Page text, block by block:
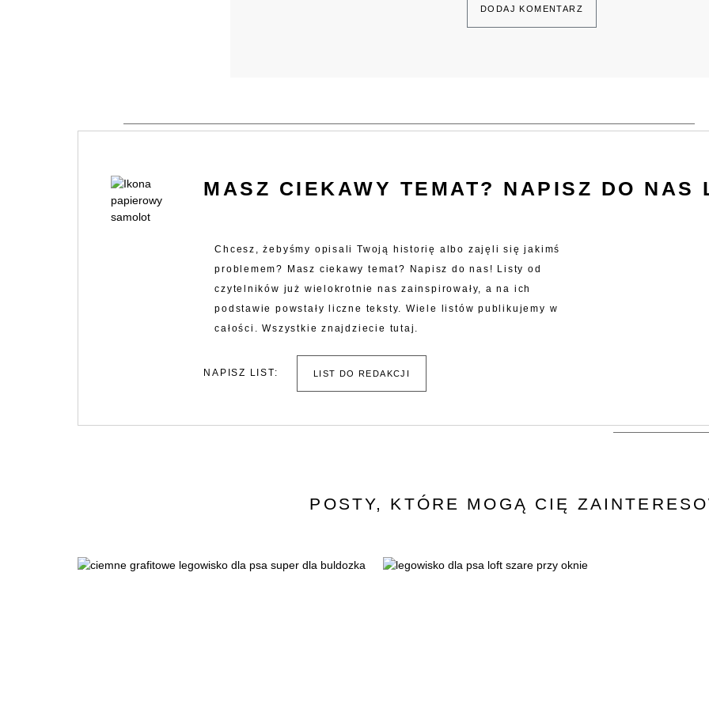
MASZ CIEKAWY TEMAT? NAPISZ DO NAS
Chcesz, żebyśmy opisali Twoją historię albo zajęli się jakimś
problemem? Masz ciekawy temat? Napisz do nas! Listy od
czytelników już wielokrotnie nas zainspirowały, a na ich
podstawie powstały liczne teksty. Wiele listów publikujemy w
całości. Wszystkie znajdziecie tutaj.
NAPISZ LIST: LIST DO REDAKCJI
POSTY, KTÓRE MOGĄ CIĘ